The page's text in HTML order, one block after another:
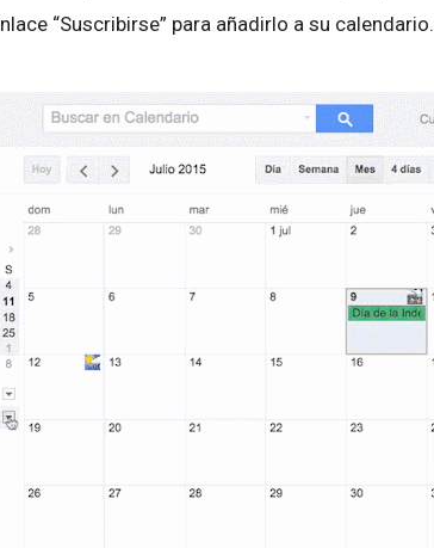
“Suscribirse” para añadirlo a su calendario.